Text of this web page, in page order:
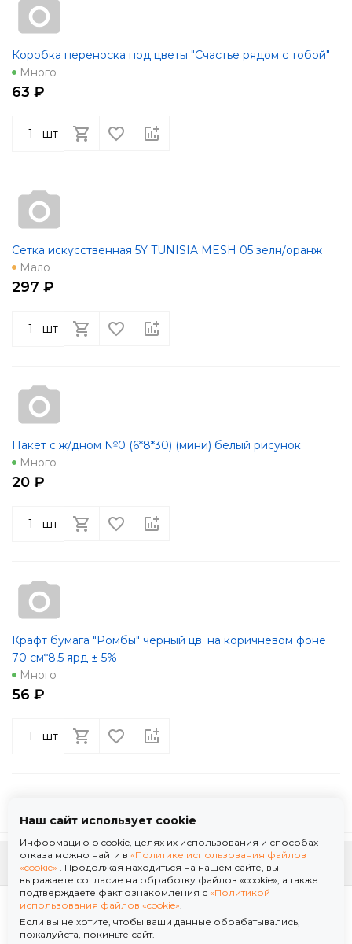
Коробка переноска под цветы "Счастье рядом с тобой"
Много
63 ₽
шт
Сетка искусственная 5Y TUNISIA MESH 05 зелн/оранж
Мало
297 ₽
шт
Пакет с ж/дном №0 (6*8*30) (мини) белый рисунок
Много
20 ₽
шт
Крафт бумага "Ромбы" черный цв. на коричневом фоне
70 см*8,5 ярд ± 5%
Много
56 ₽
шт
К началу страницы
© 2026 ООО "Флор Мануфактура" .Все права защищены. Информация сайта защищена
Политика обработки персональных данных
Политика использования файлов «cookie»
Наш сайт использует cookie
Информацию о cookie, целях их использования и способах
отказа можно найти в «Политике использования файлов
«cookie» . Продолжая находиться на нашем сайте, вы
выражаете согласие на обработку файлов «cookie», а также
подтверждаете факт ознакомления с «Политикой
использования файлов «cookie».
Если вы не хотите, чтобы ваши данные обрабатывались,
пожалуйста, покиньте сайт.